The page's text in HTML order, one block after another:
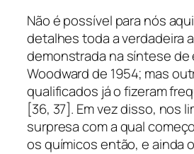
Não é possível para nós
detalhes toda a verdadeira
demonstrada na síntese de
Woodward de 1954; mas
qualificados já o fizeram
[36, 37]. Em vez disso, nos
surpresa com a qual
os químicos então, e ainda